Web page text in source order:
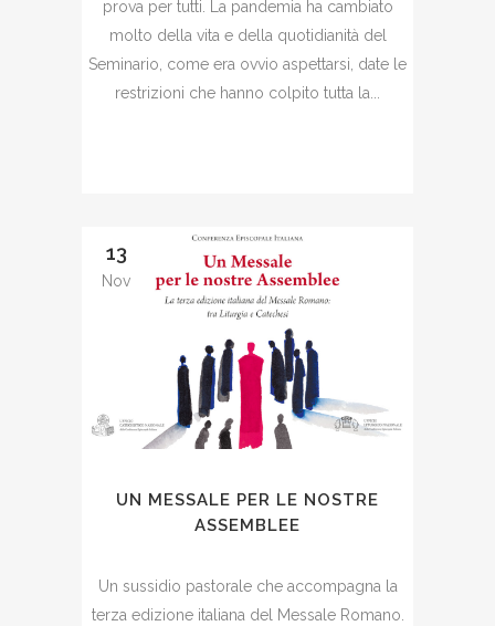
prova per tutti. La pandemia ha cambiato
molto della vita e della quotidianità del
Seminario, come era ovvio aspettarsi, date le
restrizioni che hanno colpito tutta la...
13
Nov
UN MESSALE PER LE NOSTRE
ASSEMBLEE
Un sussidio pastorale che accompagna la
terza edizione italiana del Messale Romano.